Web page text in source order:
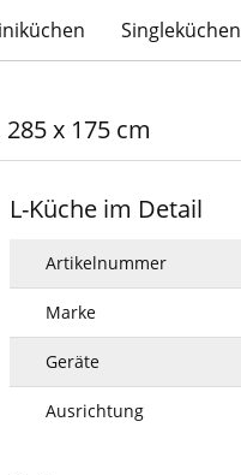
Singleküchen
x 175 cm
L-Küche im Detail
Artikelnummer
Marke
Geräte
Ausrichtung